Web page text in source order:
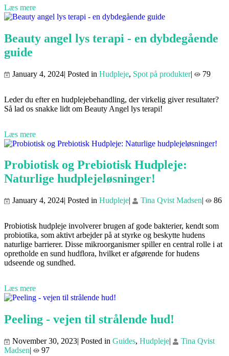
Læs mere
Beauty angel lys terapi - en dybdegående
guide
January 4, 2024| Posted in Hudpleje, Spot på produkter| 79
Leder du efter en hudplejebehandling, der virkelig giver resultater?
Så lad os snakke lidt om Beauty Angel lys terapi!
Læs mere
Probiotisk og Prebiotisk Hudpleje:
Naturlige hudplejeløsninger!
January 4, 2024| Posted in Hudpleje| Tina Qvist Madsen| 86
Probiotisk hudpleje involverer brugen af gode bakterier, kendt som
probiotika, som aktivt arbejder på at styrke og beskytte hudens
naturlige barrierer. Disse mikroorganismer spiller en central rolle i at
opretholde en sund hudflora, hvilket er afgørende for hudens
udseende og sundhed.
Læs mere
Peeling - vejen til strålende hud!
November 30, 2023| Posted in Guides, Hudpleje|
Tina Qvist
Madsen| 97